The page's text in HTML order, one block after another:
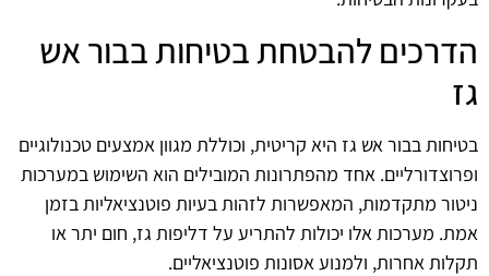
הדרכים להבטחת בטיחות בבור אש
גז
בטיחות בבור אש גז היא קריטית, וכוללת מגוון אמצעים טכנולוגיים
ופרוצדורליים. אחד מהפתרונות המובילים הוא השימוש במערכות
ניטור מתקדמות, המאפשרות לזהות בעיות פוטנציאליות בזמן
אמת. מערכות אלו יכולות להתריע על דליפות גז, חום יתר או
תקלות אחרות, ולמנוע אסונות פוטנציאליים.